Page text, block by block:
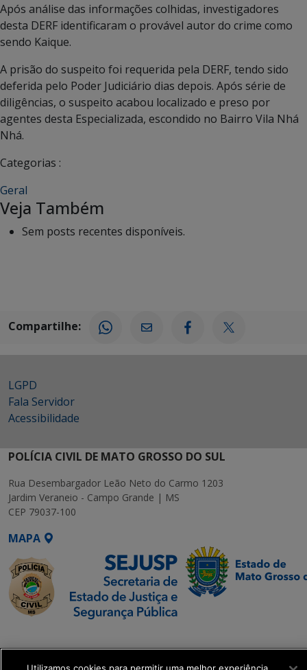
Após análise das informações colhidas, investigadores
desta DERF identificaram o provável autor do crime como
sendo Kaique.
A prisão do suspeito foi requerida pela DERF, tendo sido
deferida pelo Poder Judiciário dias depois. Após série de
diligências, o suspeito acabou localizado e preso por
agentes desta Especializada, escondido no Bairro Vila Nhá
Nhá.
Categorias :
Geral
Veja Também
Sem posts recentes disponíveis.
Compartilhe:
LGPD
Fala Servidor
Acessibilidade
POLÍCIA CIVIL DE MATO GROSSO DO SUL
Rua Desembargador Leão Neto do Carmo 1203
Jardim Veraneio - Campo Grande | MS
CEP 79037-100
MAPA
Executiva de